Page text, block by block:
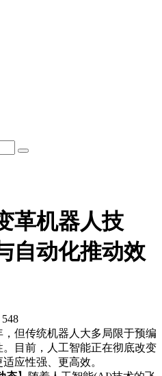
革机器人技
自动化推动效
548
但传统机器人大多局限于预编
目前，人工智能正在彻底改变
应性强、更高效。